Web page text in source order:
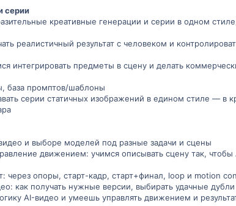
серии
креативные генерации и серии в одном
реалистичный результат с человеком и
интегрировать предметы в сцену и делать
база промптов/шаблоны
серии статичных изображений в едином стиле — в
и выборе моделей под разные задачи и сцены
движением: учимся описывать сцену так,
через опоры, старт-кадр, старт+финал, loop и motion
как получать нужные версии, выбирать удачные
AI-видео и умеешь управлять движением и